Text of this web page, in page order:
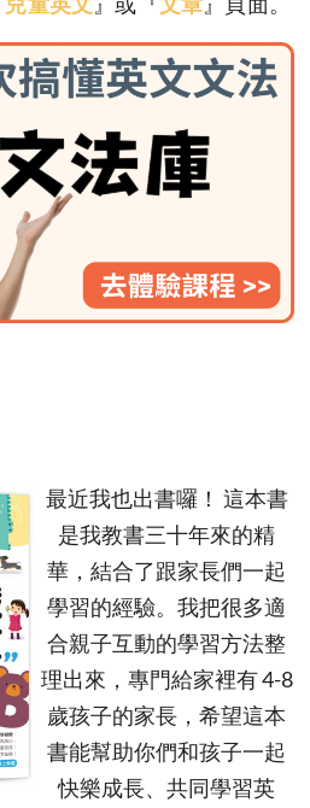
』或『 』頁面。
最近我也出書囉！ 這本書
是我教書三十年來的精
華，結合了跟家長們一起
學習的經驗。我把很多適
合親子互動的學習方法整
理出來，專門給家裡有 4-8
歲孩子的家長，希望這本
書能幫助你們和孩子一起
快樂成長、共同學習英